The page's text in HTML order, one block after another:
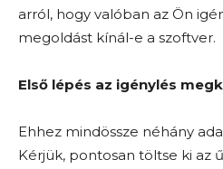
arról, hogy valóban az Ön
megoldást kínál-e a szoftver.
Első lépés az igénylés
Ehhez mindössze néhány
Kérjük, pontosan töltse ki az